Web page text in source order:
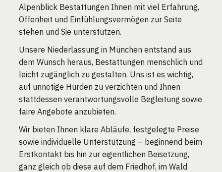
Alpenblick Bestattungen Ihnen mit viel Erfahrung,
Offenheit und Einfühlungsvermögen zur Seite
stehen und Sie unterstützen.
Unsere Niederlassung in München entstand aus
dem Wunsch heraus, Bestattungen menschlich und
leicht zugänglich zu gestalten. Uns ist es wichtig,
auf unnötige Hürden zu verzichten und Ihnen
stattdessen verantwortungsvolle Begleitung sowie
faire Angebote anzubieten.
Wir bieten Ihnen klare Abläufe, festgelegte Preise
sowie individuelle Unterstützung – beginnend beim
Erstkontakt bis hin zur eigentlichen Beisetzung,
ganz gleich ob diese auf dem Friedhof, im Wald